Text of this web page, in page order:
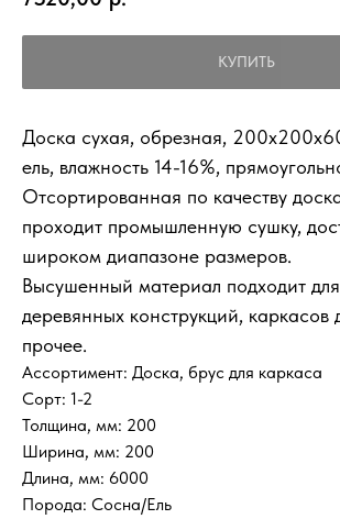
КУПИТЬ
Доска сухая, обрезная,
ель, влажность 14-16%,
Отсортированная по качеству
проходит промышленную сушку,
широком диапазоне размеров.
Высушенный материал подходит
деревянных конструкций, каркасов
прочее.
Ассортимент: Доска, брус для каркаса
Сорт: 1-2
Толщина, мм: 200
Ширина, мм: 200
Длина, мм: 6000
Порода: Сосна/Ель